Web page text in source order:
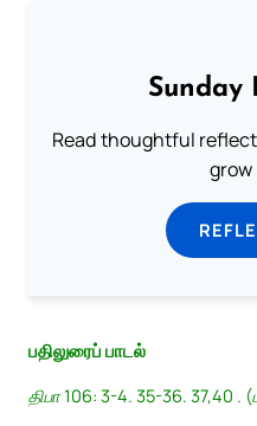
Sunday
Read thoughtful
பதிலுரைப் பாடல்
திபா 106: 3-4. 35-36. 37,40